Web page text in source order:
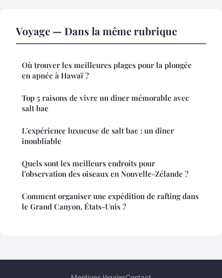
Voyage — Dans la même rubrique
Où trouver les meilleures plages pour la plongée
en apnée à Hawaï ?
Top 5 raisons de vivre un dîner mémorable avec
salt bae
L'expérience luxueuse de salt bae : un dîner
inoubliable
Quels sont les meilleurs endroits pour
l'observation des oiseaux en Nouvelle-Zélande ?
Comment organiser une expédition de rafting dans
le Grand Canyon, États-Unis ?